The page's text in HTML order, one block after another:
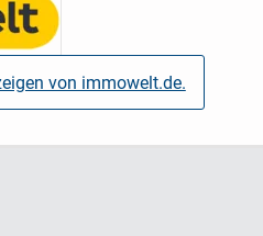
von immowelt.de.